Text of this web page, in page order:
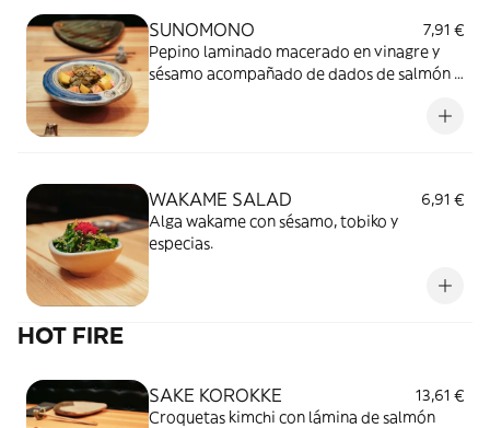
SUNOMONO
7,91 €
Pepino laminado macerado en vinagre y
sésamo acompañado de dados de salmón y
WAKAME SALAD
6,91 €
Alga wakame con sésamo, tobiko y
especias.
HOT FIRE
SAKE KOROKKE
13,61 €
Croquetas kimchi con lámina de salmón